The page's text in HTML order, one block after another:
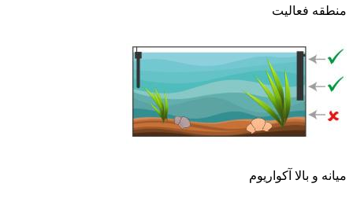
منطقه فعالیت
میانه و بالا آکواریوم